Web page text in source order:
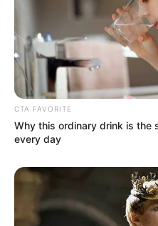
CTA FAVORITE
Why this ordinary drink is the
every day